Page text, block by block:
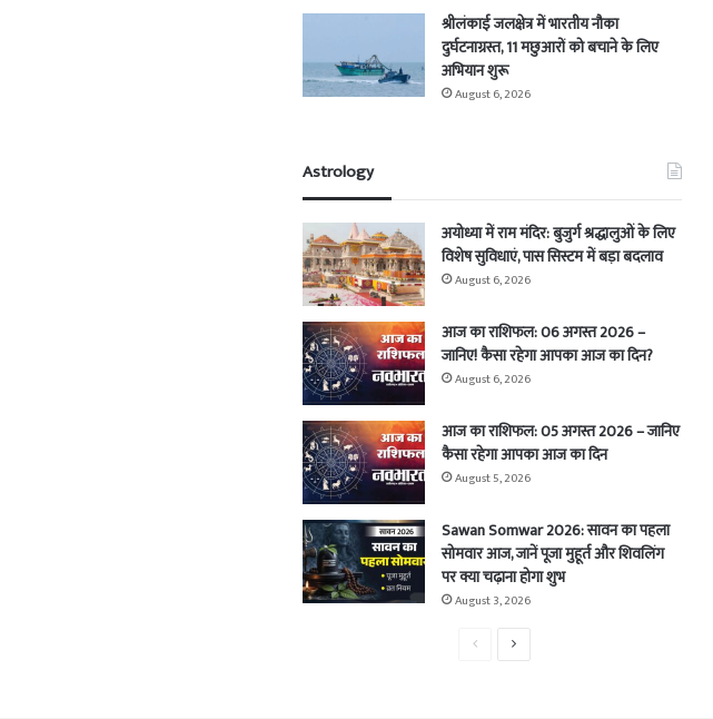
श्रीलंकाई जलक्षेत्र में भारतीय नौका
दुर्घटनाग्रस्त, 11 मछुआरों को बचाने के लिए
अभियान शुरू
August 6, 2026
Astrology
अयोध्या में राम मंदिर: बुजुर्ग श्रद्धालुओं के लिए
विशेष सुविधाएं, पास सिस्टम में बड़ा बदलाव
August 6, 2026
आज का राशिफल: 06 अगस्त 2026 –
जानिए! कैसा रहेगा आपका आज का दिन?
August 6, 2026
आज का राशिफल: 05 अगस्त 2026 – जानिए
कैसा रहेगा आपका आज का दिन
August 5, 2026
Sawan Somwar 2026: सावन का पहला
सोमवार आज, जानें पूजा मुहूर्त और शिवलिंग
पर क्या चढ़ाना होगा शुभ
August 3, 2026
PreviousNext